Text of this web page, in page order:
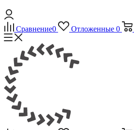
Сравнение0 Отложенные 0